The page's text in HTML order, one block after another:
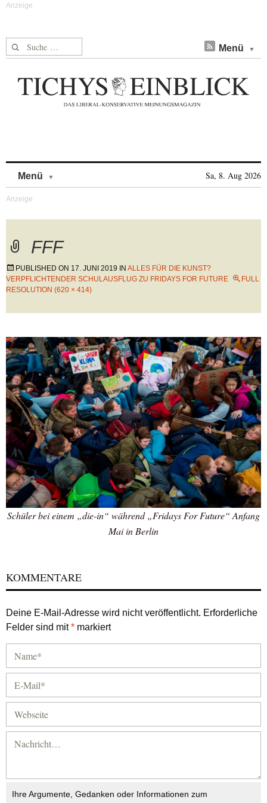
Suche nach: Menü
Menü Sa, 8. Aug 2026
FFF
PUBLISHED ON 17. JUNI 2019 IN ALLES FÜR DIE KUNST?
VERPFLICHTENDER SCHULAUSFLUG ZU FRIDAYS FOR FUTURE
FULL
RESOLUTION (620 × 414)
Schüler bei einem „die-in“ während „Fridays For Future“ Anfang
Mai in Berlin
KOMMENTARE
Deine E-Mail-Adresse wird nicht veröffentlicht. Erforderliche
Felder sind mit* markiert
Ihre Argumente, Gedanken oder Informationen zum